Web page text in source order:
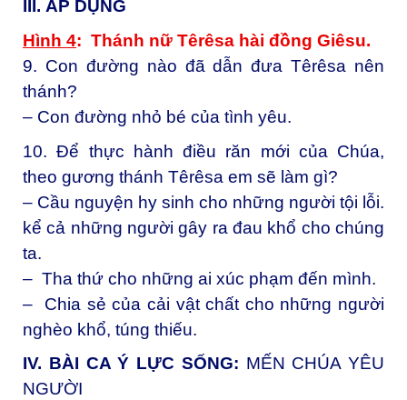
III. ÁP DỤNG
Hình 4: Thánh nữ Têrêsa hài đồng Giêsu.
9. Con đường nào đã dẫn đưa Têrêsa nên
thánh?
– Con đường nhỏ bé của tình yêu.
10. Để thực hành điều răn mới của Chúa,
theo gương thánh Têrêsa em sẽ làm gì?
– Cầu nguyện hy sinh cho những người tội lỗi.
kể cả những người gây ra đau khổ cho chúng
ta.
– Tha thứ cho những ai xúc phạm đến mình.
– Chia sẻ của cải vật chất cho những người
nghèo khổ, túng thiếu.
IV. BÀI CA Ý LỰC SỐNG: MẾN CHÚA YÊU
NGƯỜI